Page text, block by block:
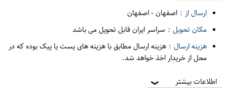
ارسال از : اصفهان-اصفهان
مکان تحویل : سراسر ایران قابل تحویل می باشد
هزینه ارسال : هزینه ارسال مطابق با هزینه های پست یا پیک بوده که در
محل از خریدار اخذ خواهد شد.
اطلاعات بیشتر ❯